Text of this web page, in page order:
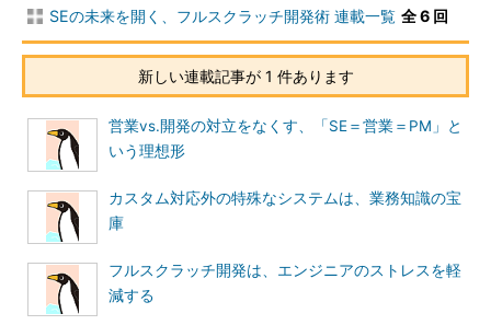
内藤氏こうなると、内部仕様が分からないとどうしようもな
い。仕様なのかバグなのかの判断さえできません。市販パッケー
ジでなく、オープンソースの場合だと情報は入手しやすいのです
が、それも仕様なのか何なのか分からないことが多い。結局、実
験して確かめるしかない。ただ、それでも推測でしかありませ
ん。これではお客さんに自信を持って勧められません。
島田氏コストをかけて、あるパッケージに精通したと思って
も、バージョンアップがあると再勉強が必要です。マイナーなバ
ージョンアップならまだしも、メジャーバージョンアップがある
とまったく別のソフトになったと言ってもいい。
――そうですね。データベース管理システム（DBMS）でもかな
SEの未来を開く、フルスクラッチ開発術 連載一覧 全 6 回
新しい連載記事が 1 件あります
営業vs.開発の対立をなくす、「SE＝営業＝PM」と
いう理想形
カスタム対応外の特殊なシステムは、業務知識の宝
庫
フルスクラッチ開発は、エンジニアのストレスを軽
減する